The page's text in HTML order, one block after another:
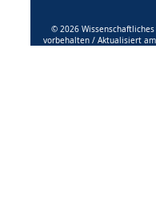
© 2026
vorbehalten / Aktualisiert